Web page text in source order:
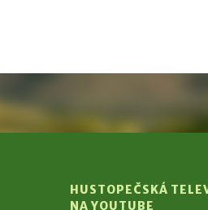
HUSTOPEČSKÁ
NA YOUTUBE